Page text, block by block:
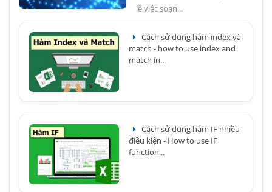
lẽ việc soạn...
Cách sử dụng hàm index và
match - how to use index and
match in...
Cách sử dụng hàm IF nhiều
điều kiện - How to use IF
function...